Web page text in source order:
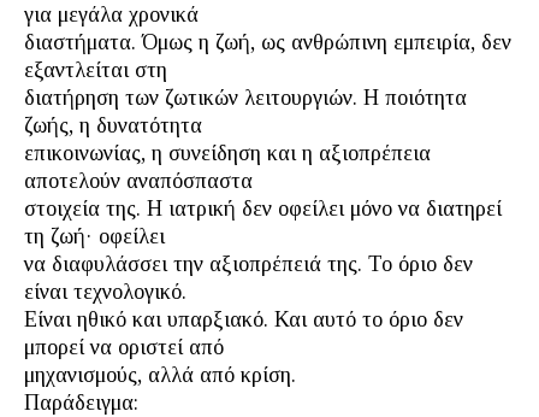
για μεγάλα χρονικά
διαστήματα. Όμως η ζωή, ως ανθρώπινη εμπειρία, δεν
εξαντλείται στη
διατήρηση των ζωτικών λειτουργιών. Η ποιότητα
ζωής, η δυνατότητα
επικοινωνίας, η συνείδηση και η αξιοπρέπεια
αποτελούν αναπόσπαστα
στοιχεία της. Η ιατρική δεν οφείλει μόνο να διατηρεί
τη ζωή· οφείλει
να διαφυλάσσει την αξιοπρέπειά της. Το όριο δεν
είναι τεχνολογικό.
Είναι ηθικό και υπαρξιακό. Και αυτό το όριο δεν
μπορεί να οριστεί από
μηχανισμούς, αλλά από κρίση.
Παράδειγμα: